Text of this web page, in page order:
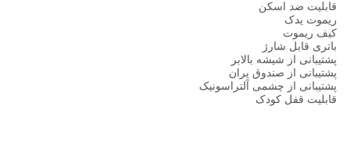
قابلیت ضد اسکن
ریموت یدک
کیف ریموت
باتری قابل شارژ
پشتیبانی از شیشه بالابر
پشتیبانی از صندوق پران
پشتیبانی از چشمی آلتراسونیک
قابلیت قفل کودک